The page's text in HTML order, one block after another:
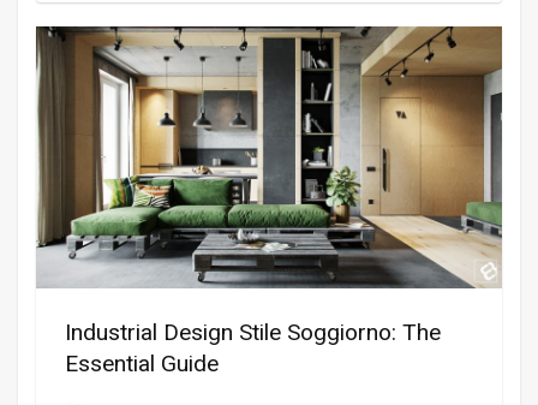
Industrial Design Stile Soggiorno: The
Essential Guide